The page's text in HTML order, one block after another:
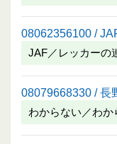
08062356100 /
JAF／レッカーの
08079668330 / 長
わからない／わ